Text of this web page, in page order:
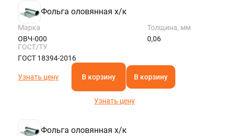
Фольга оловянная х/к
Марка
ОВЧ-000
Толщина, мм
0,06
ГОСТ/ТУ
ГОСТ 18394-2016
Узнать цену В корзину В корзину
Узнать цену
Фольга оловянная х/к